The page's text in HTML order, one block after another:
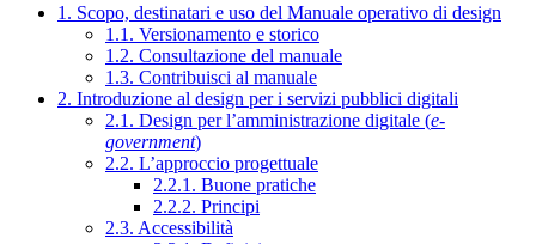
1. Scopo, destinatari e uso del Manuale operativo di design
1.1. Versionamento e storico
1.2. Consultazione del manuale
1.3. Contribuisci al manuale
2. Introduzione al design per i servizi pubblici digitali
2.1. Design per l’amministrazione digitale (e-
government)
2.2. L’approccio progettuale
2.2.1. Buone pratiche
2.2.2. Principi
2.3. Accessibilità